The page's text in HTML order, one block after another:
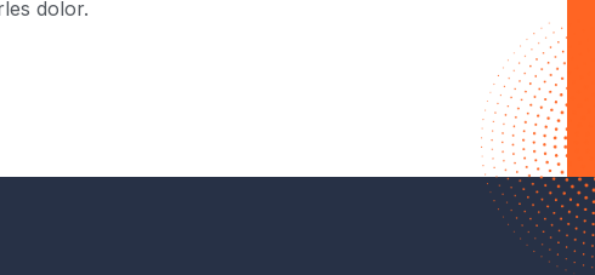
dolor.